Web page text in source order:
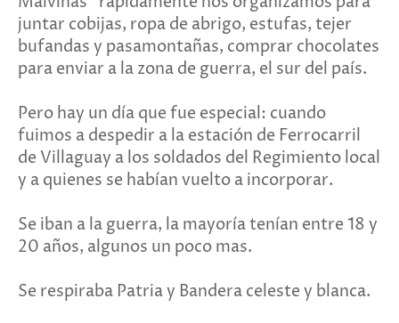
juntar cobijas, ropa de abrigo, estufas, tejer
bufandas y pasamontañas, comprar chocolates
para enviar a la zona de guerra, el sur del país.
Pero hay un día que fue especial: cuando
fuimos a despedir a la estación de Ferrocarril
de Villaguay a los soldados del Regimiento local
y a quienes se habían vuelto a incorporar.
Se iban a la guerra, la mayoría tenían entre 18 y
20 años, algunos un poco mas.
Se respiraba Patria y Bandera celeste y blanca.